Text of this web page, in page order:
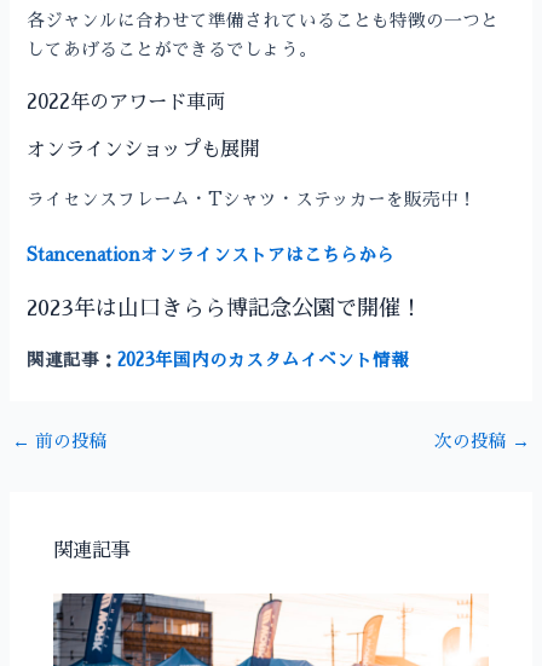
各ジャンルに合わせて準備されていることも特徴の一つと
してあげることができるでしょう。
2022年のアワード車両
オンラインショップも展開
ライセンスフレーム・Tシャツ・ステッカーを販売中！
Stancenationオンラインストアはこちらから
2023年は山口きらら博記念公園で開催！
関連記事：2023年国内のカスタムイベント情報
← 前の投稿 次の投稿 →
関連記事